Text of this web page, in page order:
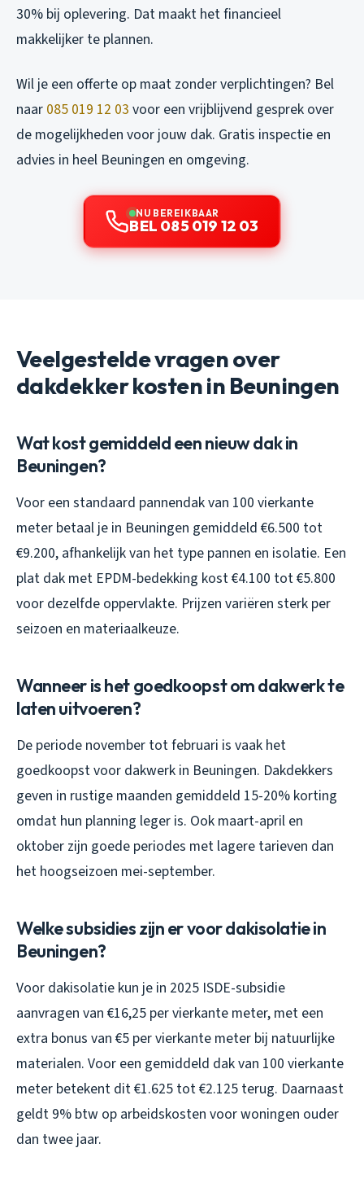
30% bij oplevering. Dat maakt het financieel
makkelijker te plannen.
Wil je een offerte op maat zonder verplichtingen? Bel
naar 085 019 12 03 voor een vrijblijvend gesprek over
de mogelijkheden voor jouw dak. Gratis inspectie en
advies in heel Beuningen en omgeving.
NU BEREIKBAAR
BEL 085 019 12 03
Veelgestelde vragen over
dakdekker kosten in Beuningen
Wat kost gemiddeld een nieuw dak in
Beuningen?
Voor een standaard pannendak van 100 vierkante
meter betaal je in Beuningen gemiddeld €6.500 tot
€9.200, afhankelijk van het type pannen en isolatie. Een
plat dak met EPDM-bedekking kost €4.100 tot €5.800
voor dezelfde oppervlakte. Prijzen variëren sterk per
seizoen en materiaalkeuze.
Wanneer is het goedkoopst om dakwerk te
laten uitvoeren?
De periode november tot februari is vaak het
goedkoopst voor dakwerk in Beuningen. Dakdekkers
geven in rustige maanden gemiddeld 15-20% korting
omdat hun planning leger is. Ook maart-april en
oktober zijn goede periodes met lagere tarieven dan
het hoogseizoen mei-september.
Welke subsidies zijn er voor dakisolatie in
Beuningen?
Voor dakisolatie kun je in 2025 ISDE-subsidie
aanvragen van €16,25 per vierkante meter, met een
extra bonus van €5 per vierkante meter bij natuurlijke
materialen. Voor een gemiddeld dak van 100 vierkante
meter betekent dit €1.625 tot €2.125 terug. Daarnaast
geldt 9% btw op arbeidskosten voor woningen ouder
dan twee jaar.